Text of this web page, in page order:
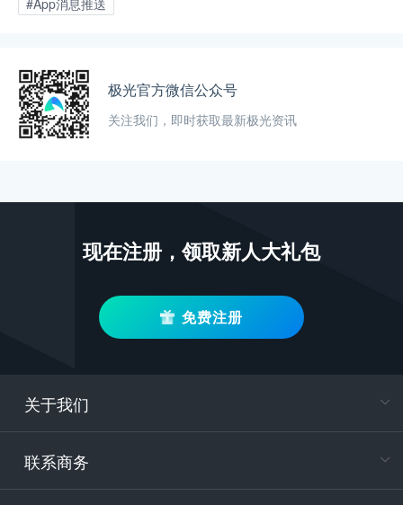
#App消息推送
极光官方微信公众号
关注我们，即时获取最新极光资讯
现在注册，领取新人大礼包
免费注册
关于我们
联系商务
电